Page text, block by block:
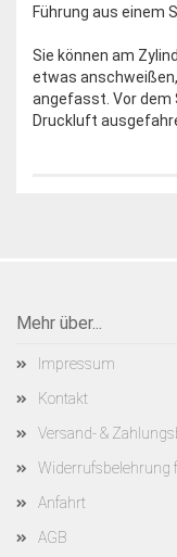
Führung aus einem
Sie können am
etwas
angefasst. Vor dem
Druckluft
Mehr über...
Impressum
Kontakt
Versand- &
Widerrufsbelehrung
Anfahrt
AGB